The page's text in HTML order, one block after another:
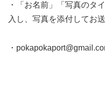
・「お名前」「写真のタ
入し、写真を添付してお
・